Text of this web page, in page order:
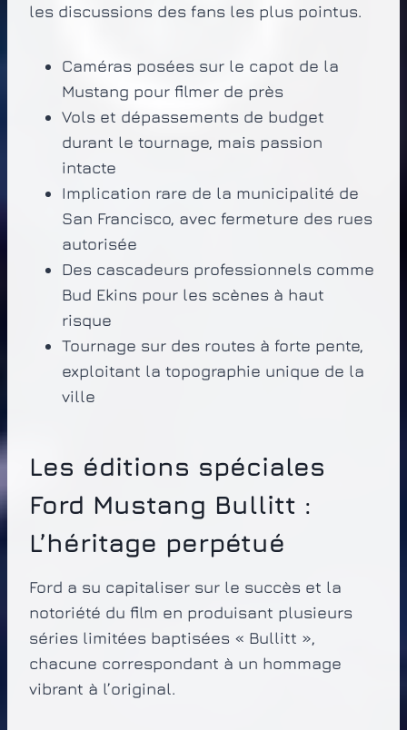
les discussions des fans les plus pointus.
Caméras posées sur le capot de la
Mustang pour filmer de près
Vols et dépassements de budget
durant le tournage, mais passion
intacte
Implication rare de la municipalité de
San Francisco, avec fermeture des rues
autorisée
Des cascadeurs professionnels comme
Bud Ekins pour les scènes à haut
risque
Tournage sur des routes à forte pente,
exploitant la topographie unique de la
ville
Les éditions spéciales
Ford Mustang Bullitt :
L’héritage perpétué
Ford a su capitaliser sur le succès et la
notoriété du film en produisant plusieurs
séries limitées baptisées « Bullitt »,
chacune correspondant à un hommage
vibrant à l’original.